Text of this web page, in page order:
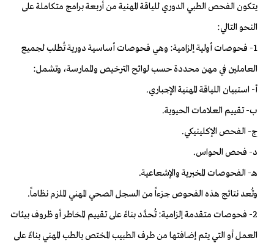
يتكون الفحص الطبي الدوري للياقة المهنية من أربعة برامج متكاملة على
النحو التالي:
1- فحوصات أولية إلزامية: وهي فحوصات أساسية دورية تُطلب لجميع
العاملين في مهن محددة حسب لوائح الترخيص والممارسة، وتشمل:
أ- استبيان اللياقة المهنية الإجباري.
ب- تقييم العلامات الحيوية.
ج- الفحص الإكلينيكي.
د- فحص الحواس.
هـ- الفحوصات المخبرية والإشعاعية.
وتُعد نتائج هذه الفحوص جزءاً من السجل الصحي المهني الملزم نظاماً.
2- فحوصات متقدمة إلزامية: تُحدَّد بناءً على تقييم المخاطر أو ظروف بيئات
العمل أو التي يتم إضافتها من طرف الطبيب المختص بالطب المهني بناءً على